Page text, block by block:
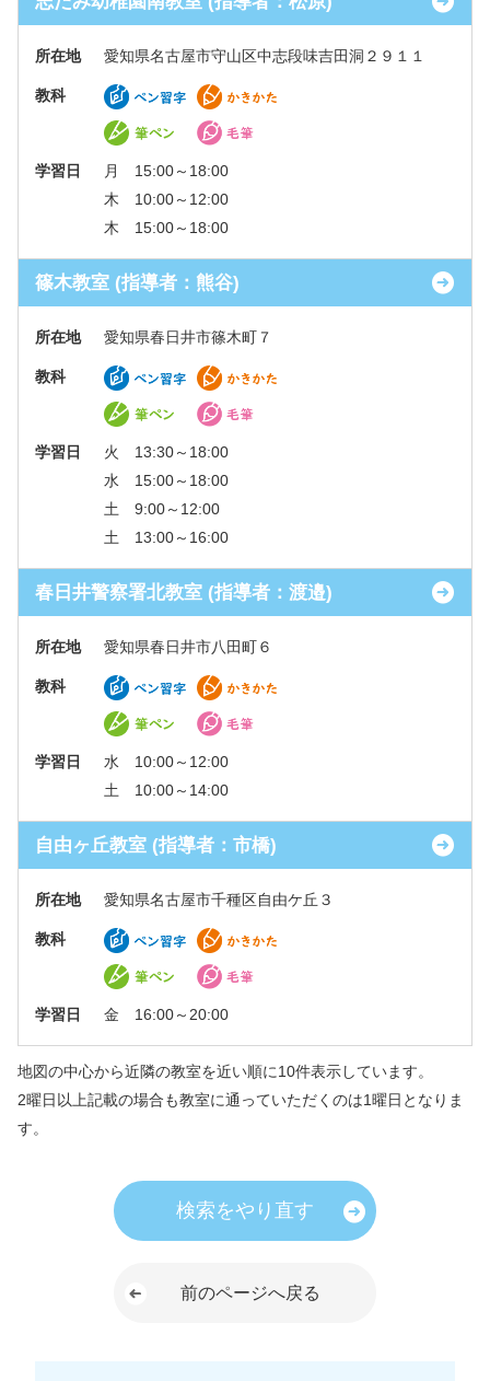
所在地 愛知県名古屋市守山区中志段味吉田洞２９１１
教科
学習日
月 15:00～18:00
木 10:00～12:00
木 15:00～18:00
篠木教室 (指導者：熊谷)
所在地 愛知県春日井市篠木町７
教科
学習日
火 13:30～18:00
水 15:00～18:00
土 9:00～12:00
土 13:00～16:00
春日井警察署北教室 (指導者：渡邉)
所在地 愛知県春日井市八田町６
教科
学習日
水 10:00～12:00
土 10:00～14:00
自由ヶ丘教室 (指導者：市橋)
所在地 愛知県名古屋市千種区自由ケ丘３
教科
学習日 金 16:00～20:00
地図の中心から近隣の教室を近い順に10件表示しています。
2曜日以上記載の場合も教室に通っていただくのは1曜日となりま
す。
検索をやり直す
前のページへ戻る